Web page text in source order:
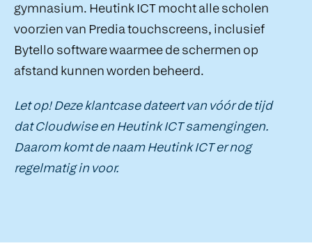
gymnasium. Heutink ICT mocht alle scholen
voorzien van Predia touchscreens, inclusief
Bytello software waarmee de schermen op
afstand kunnen worden beheerd.
Let op! Deze klantcase dateert van vóór de tijd
dat Cloudwise en Heutink ICT samengingen.
Daarom komt de naam Heutink ICT er nog
regelmatig in voor.